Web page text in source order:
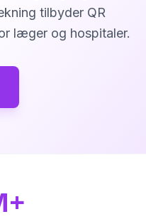
tilbyder QR
læger og hospitaler.